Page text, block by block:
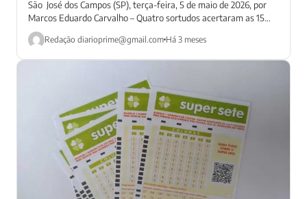
São José dos Campos (SP), terça-feira, 5 de maio de 2026, por
Marcos Eduardo Carvalho – Quatro sortudos acertaram as 15
dezenas...
Redação diarioprime@gmail.com Há 3 meses